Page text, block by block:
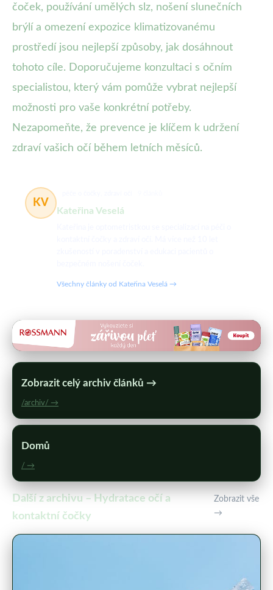
čoček, používání umělých slz, nošení slunečních
brýlí a omezení expozice klimatizovanému
prostředí jsou nejlepší způsoby, jak dosáhnout
tohoto cíle. Doporučujeme konzultaci s očním
specialistou, který vám pomůže vybrat nejlepší
možnosti pro vaše konkrétní potřeby.
Nezapomeňte, že prevence je klíčem k udržení
zdraví vašich očí během letních měsíců.
KV
Kateřina Veselá
Všechny články od Kateřina Veselá →
Zobrazit celý archiv článků →
/archiv/ →
Domů
/ →
Další z archivu – Hydratace očí a
kontaktní čočky
Zobrazit vše
→